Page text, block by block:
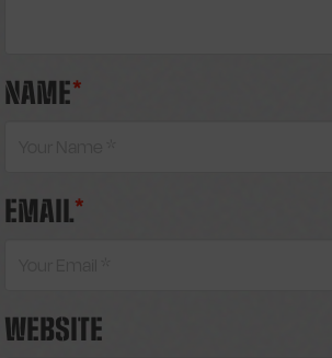
NAME*
EMAIL*
WEBSITE